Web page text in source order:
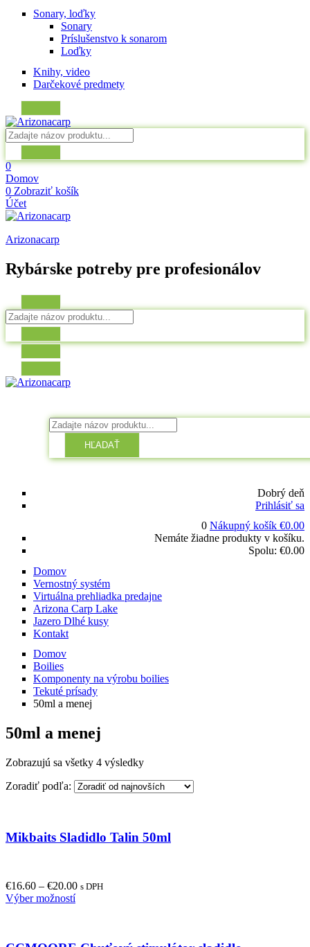
Sonary, loďky
Sonary
Príslušenstvo k sonarom
Loďky
Knihy, video
Darčekové predmety
0
Domov
0 Zobraziť košík
Účet
Arizonacarp
Rybárske potreby pre profesionálov
HĽADAŤ
Dobrý deň
Prihlásiť sa
0 Nákupný košík €0.00
Nemáte žiadne produkty v košíku.
Spolu: €0.00
Domov
Vernostný systém
Virtuálna prehliadka predajne
Arizona Carp Lake
Jazero Dlhé kusy
Kontakt
Domov
Boilies
Komponenty na výrobu boilies
Tekuté prísady
50ml a menej
50ml a menej
Zobrazujú sa všetky 4 výsledky
Zoradiť podľa:
Mikbaits Sladidlo Talin 50ml
€16.60 – €20.00 s DPH
Výber možnostíThis